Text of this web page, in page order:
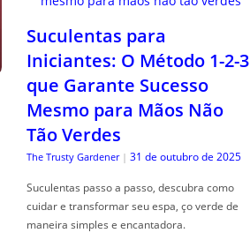
Suculentas para
Iniciantes: O Método 1-2-3
que Garante Sucesso
Mesmo para Mãos Não
Tão Verdes
The Trusty Gardener | 31 de outubro de 2025
Suculentas passo a passo, descubra como
cuidar e transformar seu espa, ço verde de
maneira simples e encantadora.